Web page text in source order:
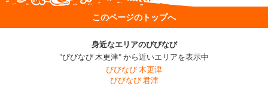
このページのトップへ
身近なエリアのびびなび
"びびなび 木更津" から近いエリアを表示中
びびなび 木更津
びびなび 君津